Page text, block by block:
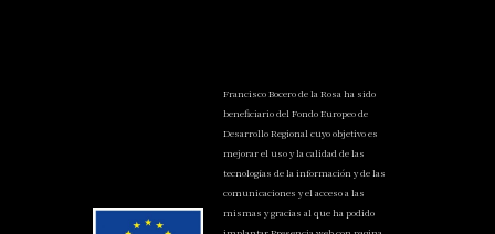
Francisco Bocero de la Rosa ha sido
beneficiario del Fondo Europeo de
Desarrollo Regional cuyo objetivo es
mejorar el uso y la calidad de las
tecnologías de la información y de las
comunicaciones y el acceso a las
mismas y gracias al que ha podido